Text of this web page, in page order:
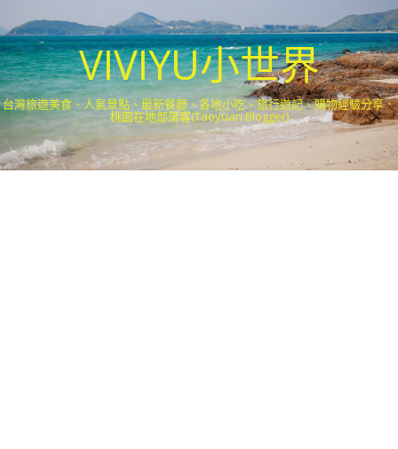
VIVIYU小世界
台灣旅遊美食、人氣景點、最新餐廳、各地小吃、旅行遊記、購物經驗分享．
桃園在地部落客(Taoyuan Blogger)